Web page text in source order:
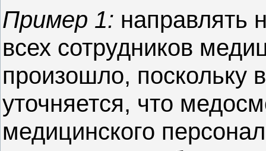
Пример 1: направлять
всех сотрудников
произошло, поскольку
уточняется, что
медицинского